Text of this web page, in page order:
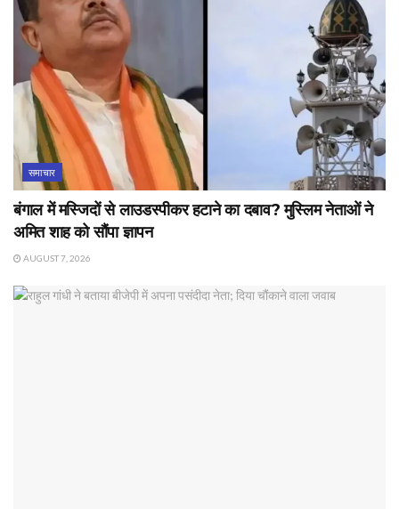
समाचार
बंगाल में मस्जिदों से लाउडस्पीकर हटाने का दबाव? मुस्लिम नेताओं ने
अमित शाह को सौंपा ज्ञापन
AUGUST 7, 2026